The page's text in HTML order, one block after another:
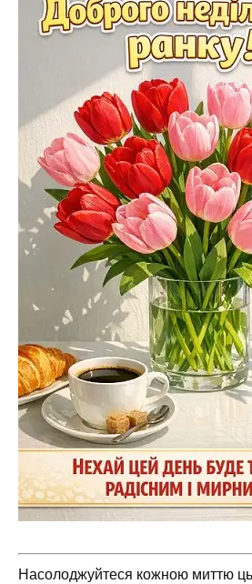
Насолоджуйтеся кожною миттю